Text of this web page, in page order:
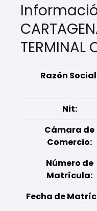
TERMINAL
Razón
Nit:
Cámara de
Comercio:
Número de
Matrícula:
Fecha de